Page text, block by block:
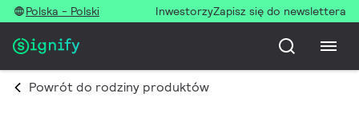
Polska - Polski InwestorzyZapisz się do newslettera
Powrót do rodziny produktów